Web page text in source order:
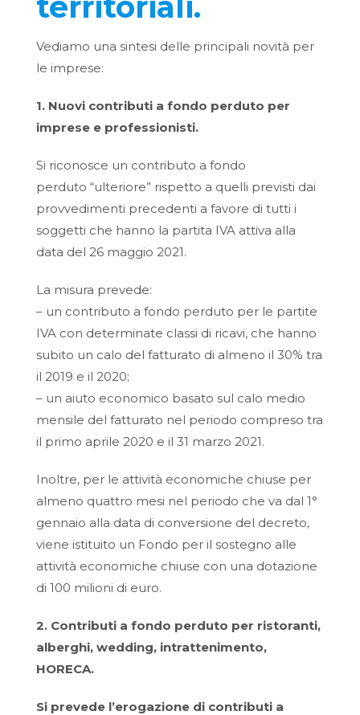
Vediamo una sintesi delle principali novità per
le imprese:
1. Nuovi contributi a fondo perduto per
imprese e professionisti.
Si riconosce un contributo a fondo
perduto “ulteriore” rispetto a quelli previsti dai
provvedimenti precedenti a favore di tutti i
soggetti che hanno la partita IVA attiva alla
data del 26 maggio 2021.
La misura prevede:
– un contributo a fondo perduto per le partite
IVA con determinate classi di ricavi, che hanno
subito un calo del fatturato di almeno il 30% tra
il 2019 e il 2020;
– un aiuto economico basato sul calo medio
mensile del fatturato nel periodo compreso tra
il primo aprile 2020 e il 31 marzo 2021.
Inoltre, per le attività economiche chiuse per
almeno quattro mesi nel periodo che va dal 1°
gennaio alla data di conversione del decreto,
viene istituito un Fondo per il sostegno alle
attività economiche chiuse con una dotazione
di 100 milioni di euro.
2. Contributi a fondo perduto per ristoranti,
alberghi, wedding, intrattenimento,
HORECA.
Si prevede l’erogazione di contributi a